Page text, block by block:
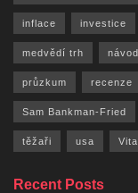
inflace investice
medvědí trh návod
průzkum recenze
Sam Bankman-Fried
těžaři usa
Recent Posts